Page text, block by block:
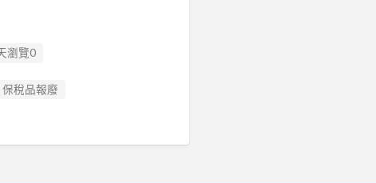
瀏覽0
稅品報廢